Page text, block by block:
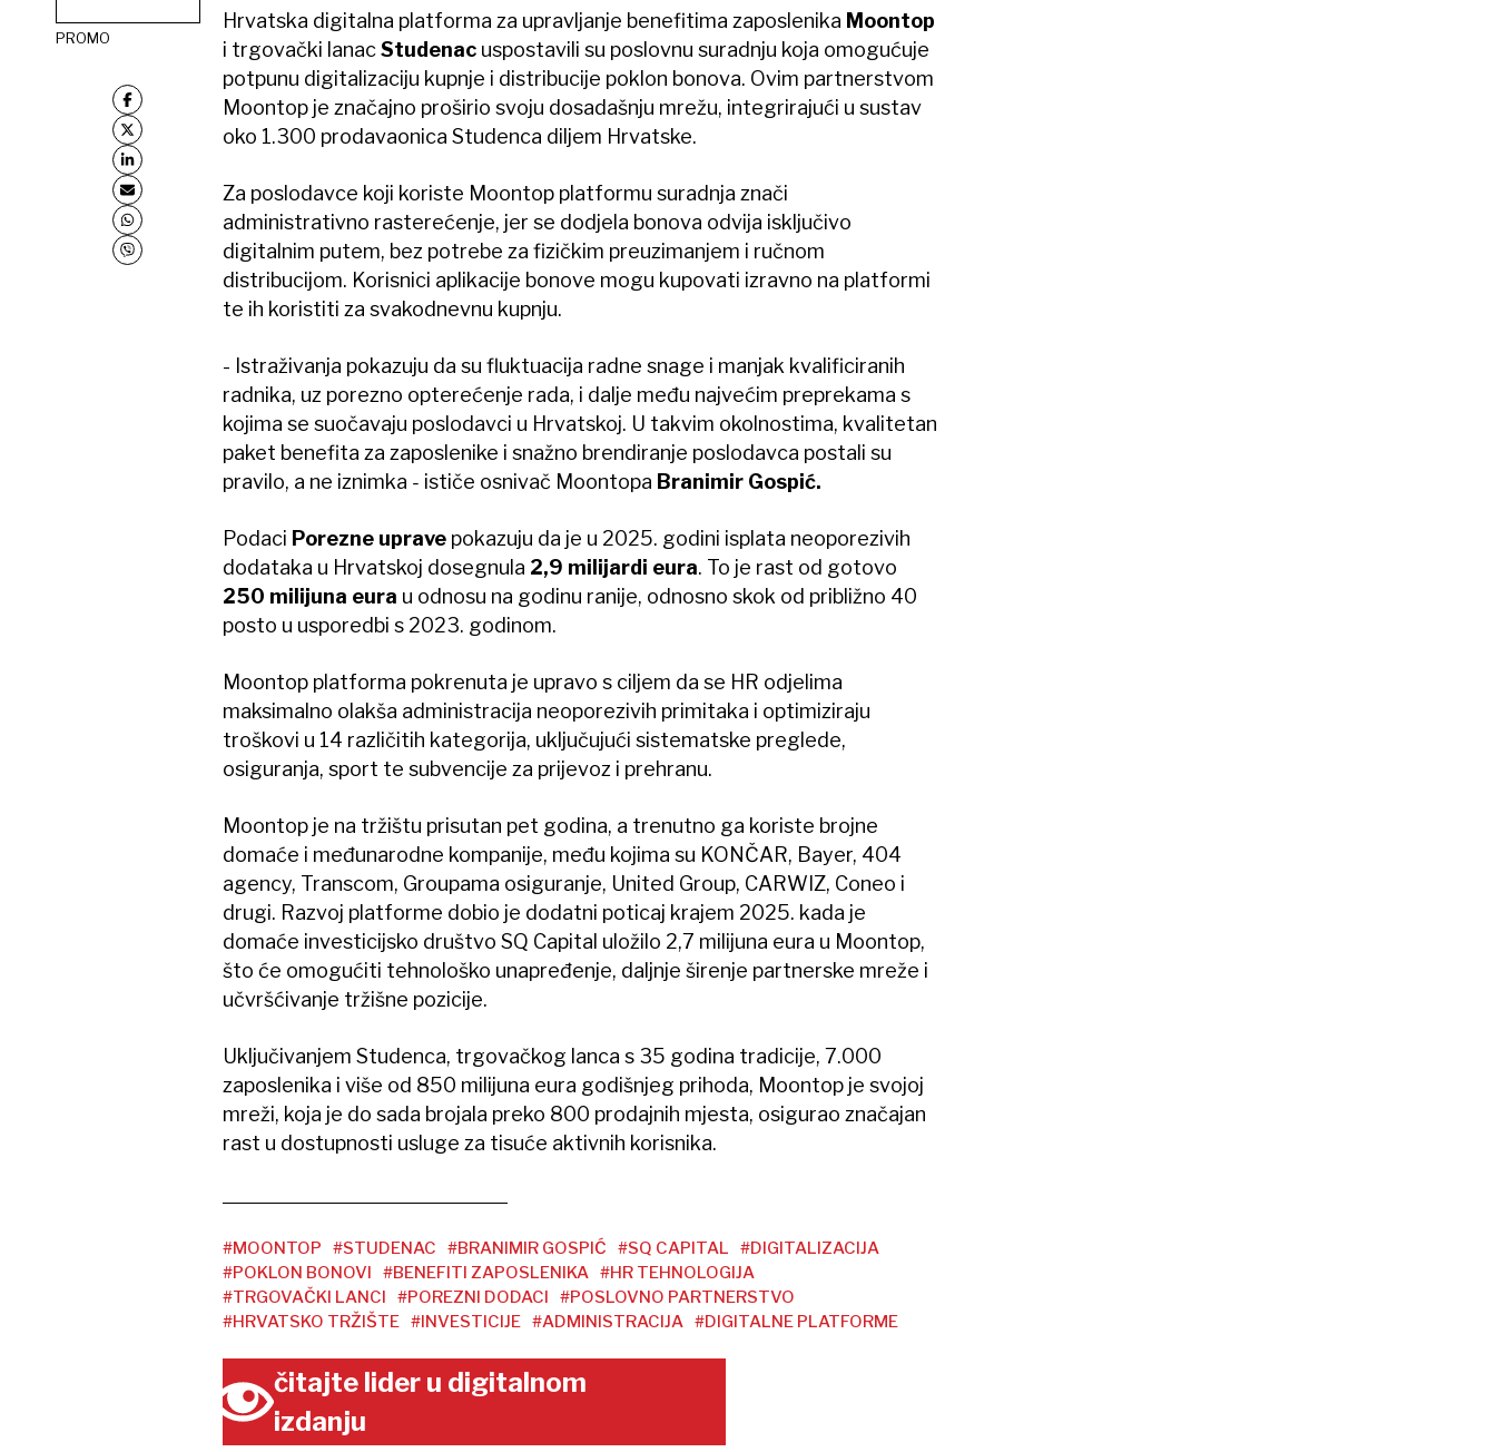
PROMO
Hrvatska digitalna platforma za upravljanje benefitima zaposlenika Moontop
i trgovački lanacStudenac uspostavili su poslovnu suradnju koja omogućuje
potpunu digitalizaciju kupnje i distribucije poklon bonova. Ovim partnerstvom
Moontop je značajno proširio svoju dosadašnju mrežu, integrirajući u sustav
oko 1.300 prodavaonica Studenca diljem Hrvatske.
Za poslodavce koji koriste Moontop platformu suradnja znači
administrativno rasterećenje, jer se dodjela bonova odvija isključivo
digitalnim putem, bez potrebe za fizičkim preuzimanjem i ručnom
distribucijom. Korisnici aplikacije bonove mogu kupovati izravno na platformi
te ih koristiti za svakodnevnu kupnju.
- Istraživanja pokazuju da su fluktuacija radne snage i manjak kvalificiranih
radnika, uz porezno opterećenje rada, i dalje među najvećim preprekama s
kojima se suočavaju poslodavci u Hrvatskoj. U takvim okolnostima, kvalitetan
paket benefita za zaposlenike i snažno brendiranje poslodavca postali su
pravilo, a ne iznimka - ističe osnivač Moontopa Branimir Gospić.
Podaci Porezne upravepokazuju da je u 2025. godini isplata neoporezivih
dodataka u Hrvatskoj dosegnula 2,9 milijardi eura. To je rast od gotovo
250 milijuna eura u odnosu na godinu ranije, odnosno skok od približno 40
posto u usporedbi s 2023. godinom.
Moontop platforma pokrenuta je upravo s ciljem da se HR odjelima
maksimalno olakša administracija neoporezivih primitaka i optimiziraju
troškovi u 14 različitih kategorija, uključujući sistematske preglede,
osiguranja, sport te subvencije za prijevoz i prehranu.
Moontop je na tržištu prisutan pet godina, a trenutno ga koriste brojne
domaće i međunarodne kompanije, među kojima su KONČAR, Bayer, 404
agency, Transcom, Groupama osiguranje, United Group, CARWIZ, Coneo i
drugi. Razvoj platforme dobio je dodatni poticaj krajem 2025. kada je
domaće investicijsko društvo SQ Capital uložilo 2,7 milijuna eura u Moontop,
što će omogućiti tehnološko unapređenje, daljnje širenje partnerske mreže i
učvršćivanje tržišne pozicije.
Uključivanjem Studenca, trgovačkog lanca s 35 godina tradicije, 7.000
zaposlenika i više od 850 milijuna eura godišnjeg prihoda, Moontop je svojoj
mreži, koja je do sada brojala preko 800 prodajnih mjesta, osigurao značajan
rast u dostupnosti usluge za tisuće aktivnih korisnika.
#MOONTOP #STUDENAC #BRANIMIR GOSPIĆ #SQ CAPITAL
#DIGITALIZACIJA
#POKLON BONOVI
#BENEFITI ZAPOSLENIKA #HR TEHNOLOGIJA
#TRGOVAČKI LANCI
#POREZNI DODACI
#POSLOVNO PARTNERSTVO
#HRVATSKO TRŽIŠTE #INVESTICIJE #ADMINISTRACIJA #DIGITALNE PLATFORME
čitajte lider u digitalnom
izdanju